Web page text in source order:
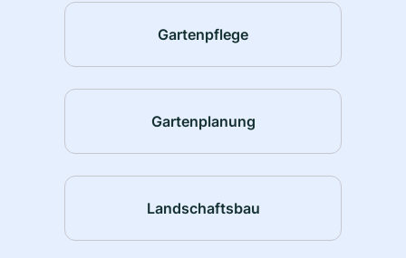
Gartenpflege
Gartenplanung
Landschaftsbau